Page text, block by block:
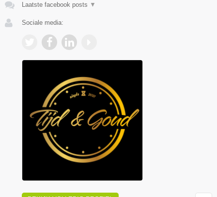
Laatste facebook posts ▼
Sociale media: